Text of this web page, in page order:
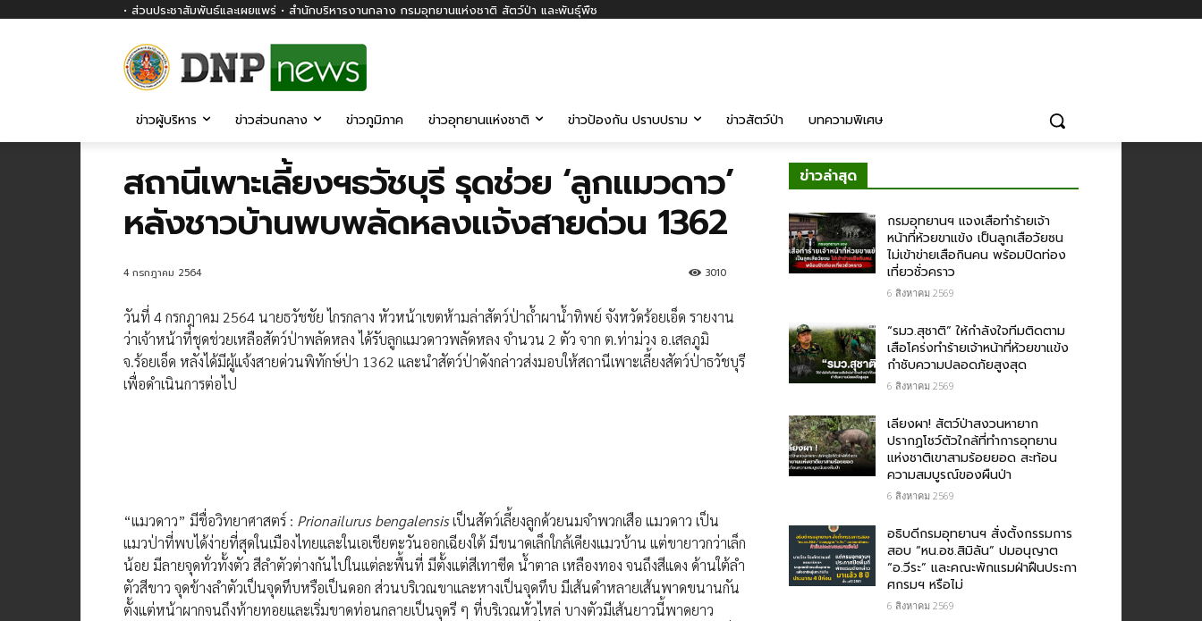
• ส่วนประชาสัมพันธ์และเผยแพร่ • สำนักบริหารงานกลาง กรมอุทยานแห่งชาติ สัตว์ป่า และพันธุ์พืช
ข่าวผู้บริหาร ข่าวส่วนกลาง ข่าวภูมิภาค ข่าวอุทยานแห่งชาติ ข่าวป้องกัน ปราบปราม ข่าวสัตว์ป่า บทความพิเศษ
สถานีเพาะเลี้ยงฯธวัชบุรี รุดช่วย ‘ลูกแมวดาว’
หลังชาวบ้านพบพลัดหลงแจ้งสายด่วน 1362
4 กรกฎาคม 2564 3010
วันที่ 4 กรกฎาคม 2564 นายธวัชชัย ไกรกลาง หัวหน้า​เขต​ห้า​มล่า​สัตว์ป่า​ถ้ำผาน้ำทิพย์ จังหวัดร้อยเอ็ด รายงาน
ว่าเจ้าหน้าที่ชุดช่วยเหลือสัตว์ป่าพลัดหลง ได้รับลูกแมวดาวพลัดหลง จำนวน 2 ตัว จาก ต.ท่าม่วง อ.เสลภูมิ
จ.ร้อยเอ็ด หลังได้มีผู้แจ้งสายด่วนพิทักษ์ป่า 1362 และนำสัตว์ป่าดังกล่าวส่งมอบให้สถานีเพาะเลี้ยงสัตว์ป่าธวัชบุรี
เพื่อดำเนินการต่อไป
“แมวดาว” มีชื่อวิทยาศาสตร์ : Prionailurus bengalensisเป็นสัตว์เลี้ยงลูกด้วยนมจำพวกเสือ แมวดาว เป็น
แมวป่าที่พบได้ง่ายที่สุดในเมืองไทยและในเอเชียตะวันออกเฉียงใต้ มีขนาดเล็กใกล้เคียงแมวบ้าน แต่ขายาวกว่าเล็ก
น้อย มีลายจุดทั่วทั้งตัว สีลำตัวต่างกันไปในแต่ละพื้นที่ มีตั้งแต่สีเทาซีด น้ำตาล เหลืองทอง จนถึงสีแดง ด้านใต้ลำ
ตัวสีขาว จุดข้างลำตัวเป็นจุดทึบหรือเป็นดอก ส่วนบริเวณขาและหางเป็นจุดทึบ มีเส้นดำหลายเส้นพาดขนานกัน
ตั้งแต่หน้าผากจนถึงท้ายทอยและเริ่มขาดท่อนกลายเป็นจุดรี ๆ ที่บริเวณหัวไหล่ บางตัวมีเส้นยาวนี้พาดยาว
ข่าวล่าสุด
กรม​อุทยานฯ แจงเสือทำร้ายเจ้า
หน้าที่ห้วยขาแข้ง เป็นลูกเสือวัยซน
ไม่เข้าข่ายเสือกินคน พร้อมปิดท่อง
เที่ยวชั่วคราว
6 สิงหาคม 2569
“รมว.สุชาติ” ให้กำลังใจทีมติดตาม
เสือโคร่งทำร้ายเจ้าหน้าที่ห้วยขาแข้ง
กำชับความปลอดภัยสูงสุด
6 สิงหาคม 2569
เลียงผา! สัตว์ป่าสงวนหายาก
ปรากฏโชว์ตัวใกล้ที่ทำการอุทยาน
แห่งชาติเขาสามร้อยยอด สะท้อน
ความสมบูรณ์ของผืนป่า
6 สิงหาคม 2569
อธิบดีกรมอุทยานฯ​ สั่งตั้งกรรมการ
สอบ “หน.อช.สิมิลัน” ปมอนุญาต
“อ.วีระ” และคณะพักแรมฝ่าฝืนประกา
ศกรมฯ หรือไม่
6 สิงหาคม 2569